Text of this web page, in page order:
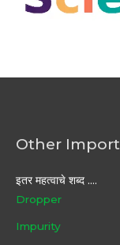
Other
इतर महत्वाचे शब्द ....
Dropper
Impurity